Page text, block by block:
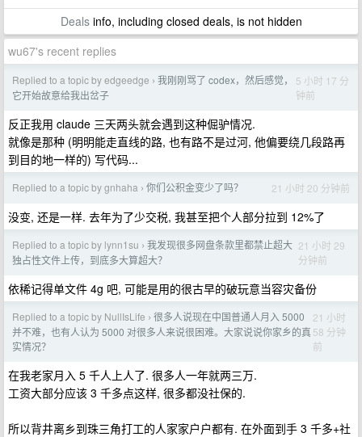
Dealsinfo, including closed deals, is not hidden
wu67's recent replies
Replied to a topic by edgeedge › 我刚刚骂了 codex，然后感觉，
它开始故意给我出岔子
5 小时 17 分
钟前
反正我用 claude 三天两头就会遇到这种倔驴情况.
就像是那种 (明明能走直线的路, 也有路不是过河, 他偏要绕几段路再
到目的地一样的) 写代码...
Replied to a topic by gnhaha › 你们公积金变少了吗？ 21 小时 20 分钟前
没变, 还是一样. 去年为了少交税, 我甚至把个人部分拉到 12%了
Replied to a topic by lynn1su › 我发现很多网盘条款里都禁止超大
独占性文件上传，到底多大算超大？
21 小时 29
分钟前
依稀记得单文件 4g 吧, 可能是用的很古早的破玩意当容灾备份
Replied to a topic by NullIsLife › 很多人说现在中国普通人月入 5000
并不难，也有人认为 5000 对很多人来说很困难。大家说说你家乡的真
实情况？
21 小时
58 分钟
前
在我老家月入 5 千人上人了. 很多人一年就两三万.
工资大部分应该 3 千多点这样, 很多都没社保的.
所以背井离乡到珠三角打工的人家家户户都有. 在外面到手 3 千多+社